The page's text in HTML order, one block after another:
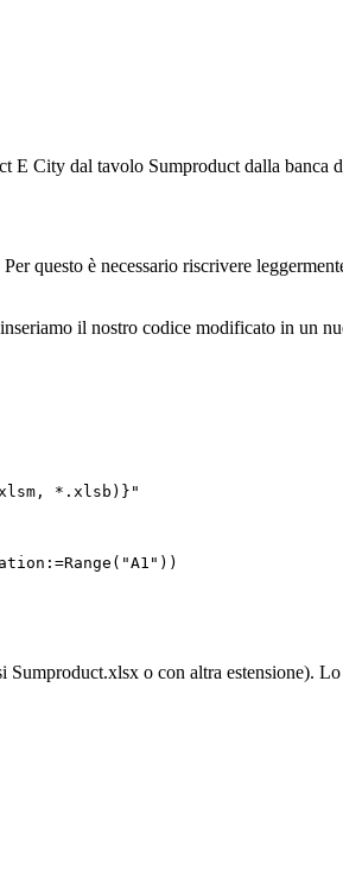
E City dal tavolo Sumproduct dalla banca
questo è necessario riscrivere
il nostro codice modificato in un
*.xlsb)}"
Sumproduct.xlsx o con altra estensione).